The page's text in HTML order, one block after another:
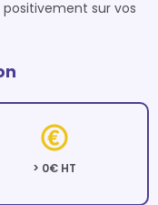
sur vos
> 0€ HT